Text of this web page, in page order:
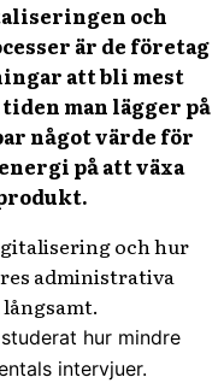
och
är de företag
att bli mest
man lägger på
något värde för
på att växa
och hur
administrativa
hur mindre
intervjuer.